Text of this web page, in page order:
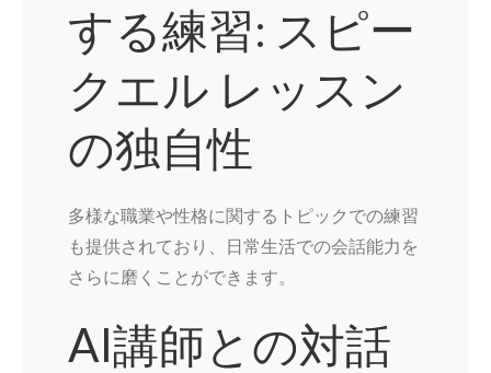
する練習: スピー
クエル レッスン
の独自性
多様な職業や性格に関するトピックでの練習
も提供されており、日常生活での会話能力を
さらに磨くことができます。
AI講師との対話